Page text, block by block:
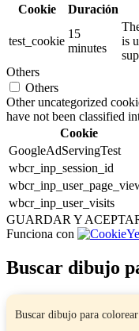
Cookie
Duración
test_cookie
15
minutes
is
Others
Others
Other uncategorized
have not been classified
Cookie
GoogleAdServingTest
wbcr_inp_session_id
wbcr_inp_user_visits
GUARDAR Y
Funciona con
Buscar dibujo